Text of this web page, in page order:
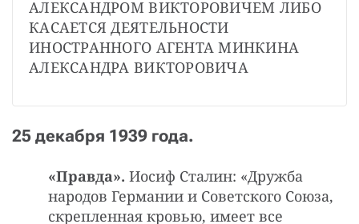
АЛЕКСАНДРОМ ВИКТОРОВИЧЕМ ЛИБО
КАСАЕТСЯ ДЕЯТЕЛЬНОСТИ
ИНОСТРАННОГО АГЕНТА МИНКИНА
АЛЕКСАНДРА ВИКТОРОВИЧА
25 декабря 1939 года.
«Правда». Иосиф Сталин: «Дружба
народов Германии и Советского Союза,
скрепленная кровью, имеет все